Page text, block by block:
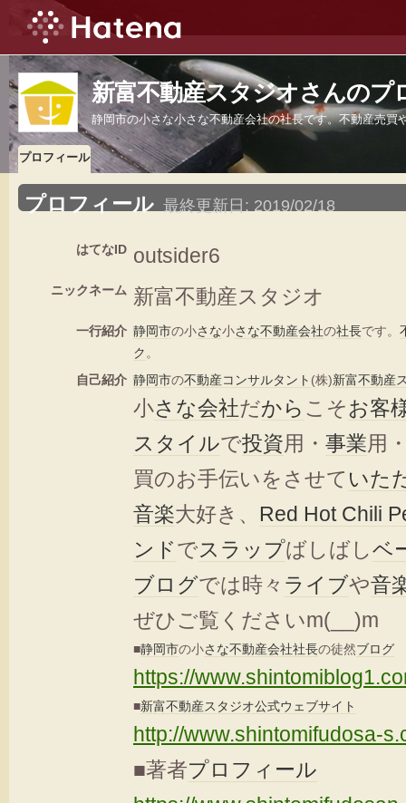
新富不動産スタジオさんのプ
静岡市の小さな小さな不動産会社の社長です。不動産売買
プロフィール
プロフィール 最終更新日: 2019/02/18
はてなID outsider6
ニックネーム 新富不動産スタジオ
一行紹介 静岡市の小さな小さな不動産会社の社長です。
ク。
自己紹介 静岡市の不動産コンサルタント (株)新富不動産
小さな会社だから こそお客
スタイルで投資用・ 事業用
買のお手伝いをさせて いた
音楽大好き、 Red Hot Chili
ンドでスラップばしばしベ
ブログでは時々 ライブや音
ぜひご覧くださいm(__)m
■静岡市の小さな不動産会社社長の徒然ブログ
https://
■新富不動産スタジオ公式ウェブサイト
http://www.shintomifudosa-
■著者プロフィール